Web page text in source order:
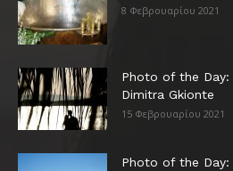
8 Φεβρουαρίου 2021
Photo of the
Dimitra Gkionte
15 Φεβρουαρίου 2021
Photo of the